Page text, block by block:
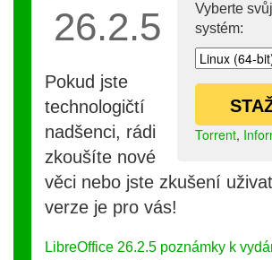
Vyberte
systém:
Torrent,
26.2.5
Pokud jste
technologičtí
nadšenci, rádi
zkoušíte nové
věci nebo jste zkušení
verze je pro vás!
LibreOffice 26.2.5 poznámky k